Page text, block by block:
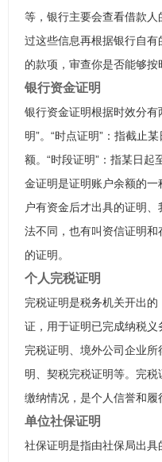
等，银行主要会查看借款
过这些信息再根据银行自
的款项，审查你是否能够按
银行资金证明
银行资金证明根据时效分有
明”。“时点证明”：指截止
额。“时段证明”：指某日起
金证明是证明账户余额的
户有资金后才出具的证明
法不同，也有叫资信证明
的证明。
个人完税证明
完税证明是税务机关开出
证，用于证明已完成纳税
完税证明、境外公司企业
明、契税完税证明等。完
缴纳情况，是个人信誉和履
单位社保证明
社保证明是指由社保局出